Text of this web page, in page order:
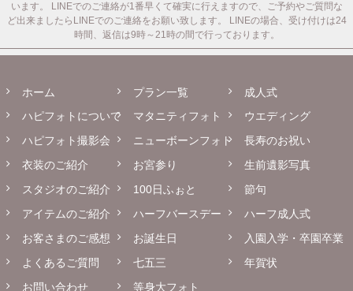
います。
LINEでのご連絡が1番早くて確実に行えますので、ご予約やご質問な
ど出来ましたらLINEでのご連絡をお願い致します。
LINEの場合、受け付けは24
時間、返信は9時～21時の間で行っております。
ホーム
ハピフォトについて
ハピフォト撮影会
衣装のご紹介
スタジオのご紹介
アイテムのご紹介
お客さまのご感想
よくあるご質問
お問い合わせ
プラン一覧
マタニティフォト
ニューボーンフォト
お宮参り
100日ふぉと
ハーフバースデー
お誕生日
七五三
等身大フォト
成人式
ウエディング
長寿のお祝い
生前遺影写真
節句
ハーフ成人式
入園入学・卒園卒業
年賀状